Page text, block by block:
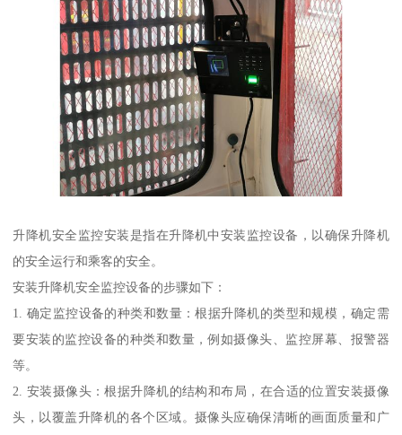
升降机安全监控安装是指在升降机中安装监控设备，以确保升降机
的安全运行和乘客的安全。
安装升降机安全监控设备的步骤如下：
1. 确定监控设备的种类和数量：根据升降机的类型和规模，确定需
要安装的监控设备的种类和数量，例如摄像头、监控屏幕、报警器
等。
2. 安装摄像头：根据升降机的结构和布局，在合适的位置安装摄像
头，以覆盖升降机的各个区域。摄像头应确保清晰的画面质量和广